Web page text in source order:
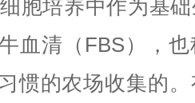
胞培养中作为基
血清（FBS），
惯的农场收集的